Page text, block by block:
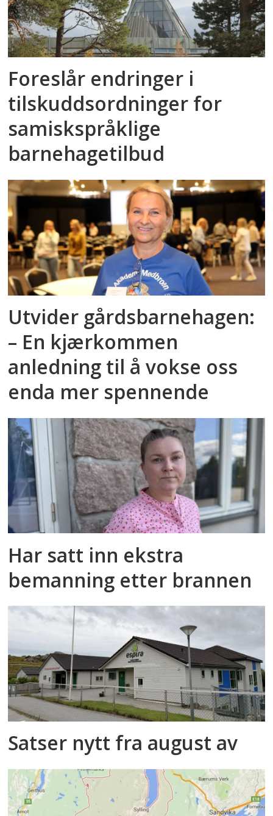
Foreslår endringer i
tilskuddsordninger for
samiskspråklige
barnehagetilbud
Utvider gårdsbarnehagen:
– En kjærkommen
anledning til å vokse oss
enda mer spennende
Har satt inn ekstra
bemanning etter brannen
Satser nytt fra august av